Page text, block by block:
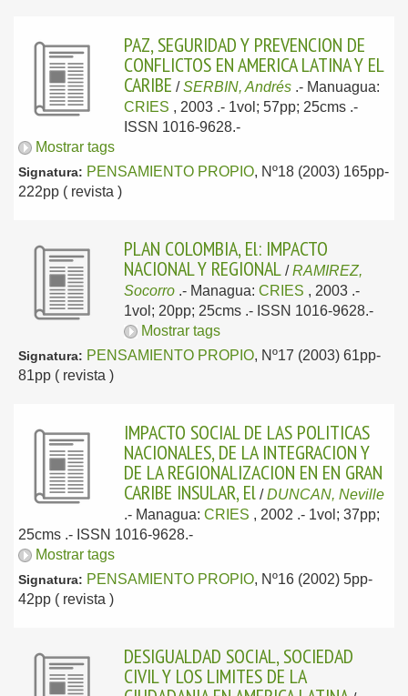
PAZ, SEGURIDAD Y PREVENCION DE
CONFLICTOS EN AMERICA LATINA Y EL
CARIBE /SERBIN, Andrés .- Manuagua:
CRIES , 2003 .- 1vol; 57pp; 25cms .-
ISSN 1016-9628.-
Mostrar tags
Signatura: PENSAMIENTO PROPIO, Nº18 (2003) 165pp-
222pp ( revista )
PLAN COLOMBIA, El: IMPACTO
NACIONAL Y REGIONAL /RAMIREZ,
Socorro .- Managua: CRIES , 2003 .-
1vol; 20pp; 25cms .- ISSN 1016-9628.-
Mostrar tags
Signatura: PENSAMIENTO PROPIO, Nº17 (2003) 61pp-
81pp ( revista )
IMPACTO SOCIAL DE LAS POLITICAS
NACIONALES, DE LA INTEGRACION Y
DE LA REGIONALIZACION EN EN GRAN
CARIBE INSULAR, El /DUNCAN, Neville
.- Managua: CRIES , 2002 .- 1vol; 37pp;
25cms .- ISSN 1016-9628.-
Mostrar tags
Signatura: PENSAMIENTO PROPIO, Nº16 (2002) 5pp-
42pp ( revista )
DESIGUALDAD SOCIAL, SOCIEDAD
CIVIL Y LOS LIMITES DE LA